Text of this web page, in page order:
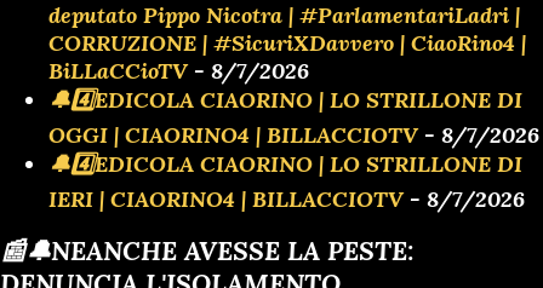
deputato Pippo Nicotra | #ParlamentariLadri |
CORRUZIONE | #SicuriXDavvero | CiaoRino4 |
BiLLaCCioTV- 8/7/2026
🔔4️⃣EDICOLA CIAORINO | LO STRILLONE DI
OGGI | CIAORINO4 | BILLACCIOTV- 8/7/2026
🔔4️⃣EDICOLA CIAORINO | LO STRILLONE DI
IERI | CIAORINO4 | BILLACCIOTV- 8/7/2026
📰🔔NEANCHE AVESSE LA PESTE: